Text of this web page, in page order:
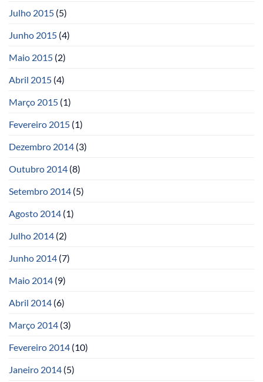
Julho 2015 (5)
Junho 2015 (4)
Maio 2015 (2)
Abril 2015 (4)
Março 2015 (1)
Fevereiro 2015 (1)
Dezembro 2014 (3)
Outubro 2014 (8)
Setembro 2014 (5)
Agosto 2014 (1)
Julho 2014 (2)
Junho 2014 (7)
Maio 2014 (9)
Abril 2014 (6)
Março 2014 (3)
Fevereiro 2014 (10)
Janeiro 2014 (5)